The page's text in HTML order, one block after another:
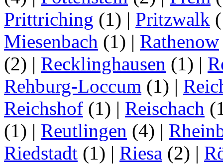
Prittriching (1) | Pritzwalk
Miesenbach (1) | Rathenow
(2) | Recklinghausen (1) |
Rehburg-Loccum (1) |
Reichshof (1) | Reischach
(1) | Reutlingen (4) |
Riedstadt (1) | Riesa (2) |